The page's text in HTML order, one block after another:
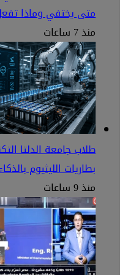
متى يختفي وماذا
منذ 7 ساعات
طلاب جامعة الدلتا
بطاريات الليثيوم
منذ 9 ساعات